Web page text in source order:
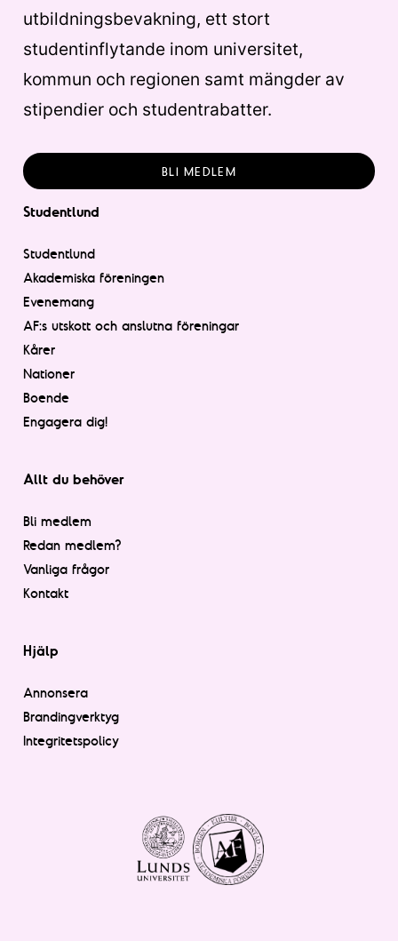
utbildningsbevakning, ett stort
studentinflytande inom universitet,
kommun och regionen samt mängder av
stipendier och studentrabatter.
BLI MEDLEM
Studentlund
Studentlund
Akademiska föreningen
Evenemang
AF:s utskott och anslutna föreningar
Kårer
Nationer
Boende
Engagera dig!
Allt du behöver
Bli medlem
Redan medlem?
Vanliga frågor
Kontakt
Hjälp
Annonsera
Brandingverktyg
Integritetspolicy